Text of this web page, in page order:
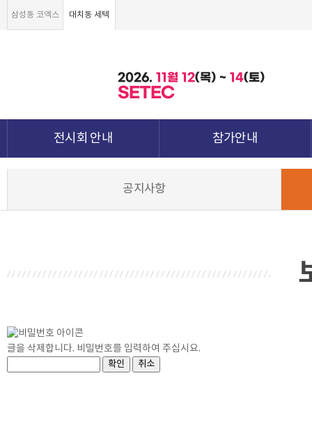
삼성동 코엑스 대치동 세텍
2026. 11월 12(목) ~ 14(토)
SETEC
전시회 안내 참가안내
공지사항
글을 삭제합니다. 비밀번호를 입력하여 주십시요.